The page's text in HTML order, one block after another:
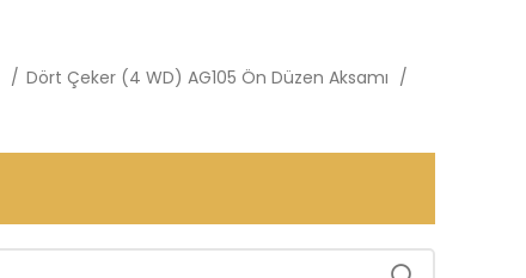
Dört Çeker (4 WD) AG105 Ön Düzen Aksamı